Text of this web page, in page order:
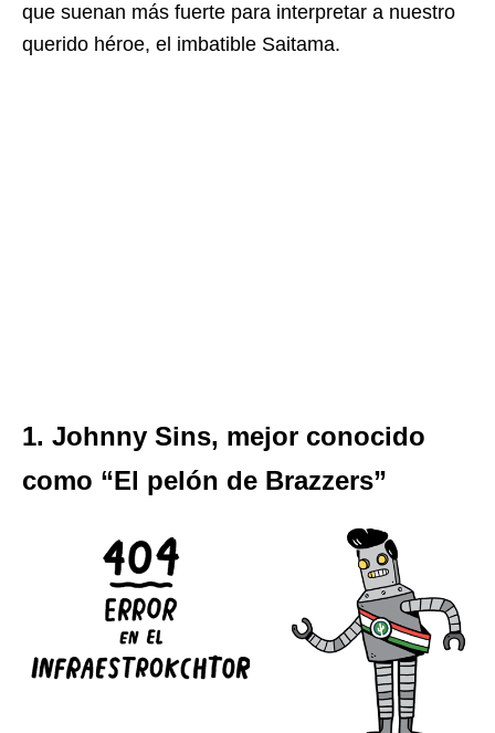
que suenan más fuerte para interpretar a nuestro
querido héroe, el imbatible Saitama.
1. Johnny Sins, mejor conocido
como “El pelón de Brazzers”